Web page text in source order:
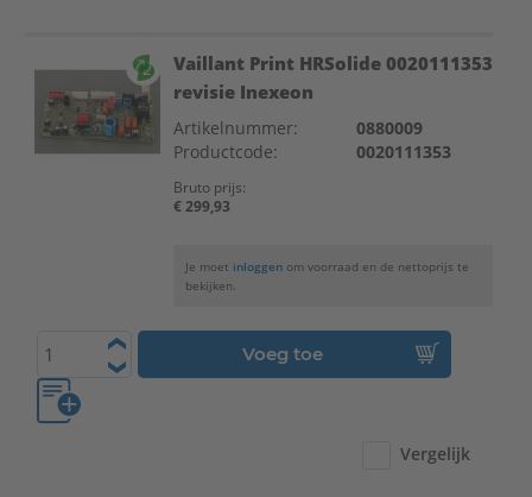
Vaillant Print HRSolide 0020111353
revisie Inexeon
Artikelnummer:
0880009
Productcode:
0020111353
Bruto prijs:
€ 299,93
Je moet inloggen om voorraad en de nettoprijs te
bekijken.
Voeg toe
Vergelijk